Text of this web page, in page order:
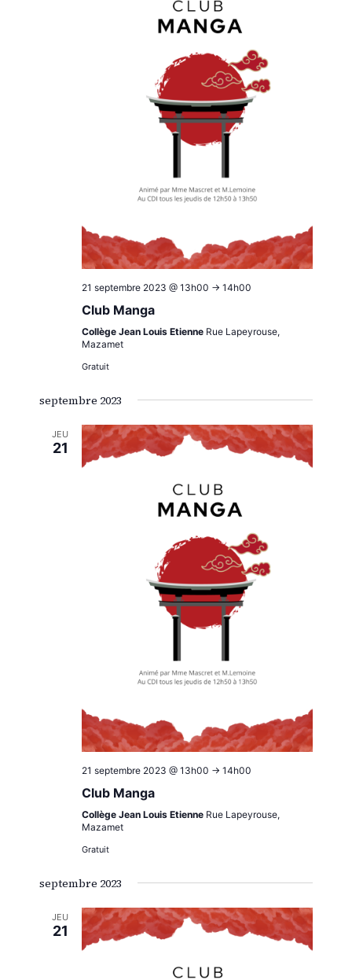
21 septembre 2023 @ 13h00 -> 14h00
Club Manga
Collège Jean Louis Etienne Rue Lapeyrouse,
Mazamet
Gratuit
septembre 2023
JEU
21
21 septembre 2023 @ 13h00 -> 14h00
Club Manga
Collège Jean Louis Etienne Rue Lapeyrouse,
Mazamet
Gratuit
septembre 2023
JEU
21